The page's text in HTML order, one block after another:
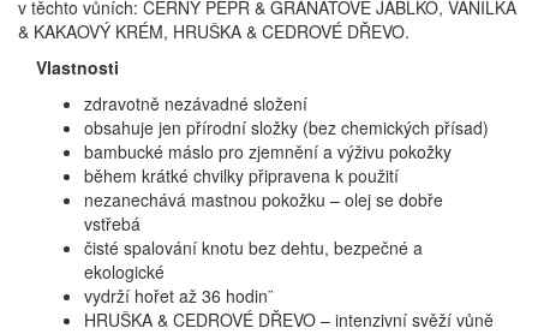
v těchto vůních: ČERNÝ PEPŘ & GRANÁTOVÉ JABLKO, VANILKA
& KAKAOVÝ KRÉM, HRUŠKA & CEDROVÉ DŘEVO.
Vlastnosti
zdravotně nezávadné složení
obsahuje jen přírodní složky (bez chemických přísad)
bambucké máslo pro zjemnění a výživu pokožky
během krátké chvilky připravena k použití
nezanechává mastnou pokožku – olej se dobře
vstřebá
čisté spalování knotu bez dehtu, bezpečné a
ekologické
vydrží hořet až 36 hodin¨
HRUŠKA & CEDROVÉ DŘEVO – intenzivní svěží vůně